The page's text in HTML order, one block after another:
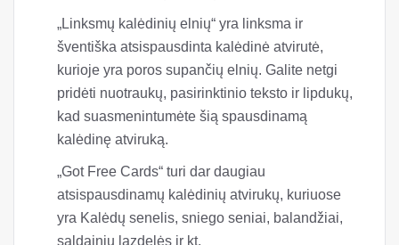
„Linksmų kalėdinių elnių“ yra linksma ir
šventiška atsispausdinta kalėdinė atvirutė,
kurioje yra poros supančių elnių. Galite netgi
pridėti nuotraukų, pasirinktinio teksto ir lipdukų,
kad suasmenintumėte šią spausdinamą
kalėdinę atviruką.
„Got Free Cards“ turi dar daugiau
atsispausdinamų kalėdinių atvirukų, kuriuose
yra Kalėdų senelis, sniego seniai, balandžiai,
saldainių lazdelės ir kt.